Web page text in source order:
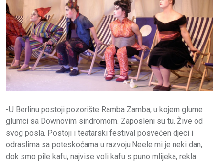
-U Berlinu postoji pozorište Ramba Zamba, u kojem glume
glumci sa Downovim sindromom. Zaposleni su tu. Žive od
svog posla. Postoji i teatarski festival posvećen djeci i
odraslima sa poteskoćama u razvoju.Neele mi je neki dan,
dok smo pile kafu, najvise voli kafu s puno mlijeka, rekla